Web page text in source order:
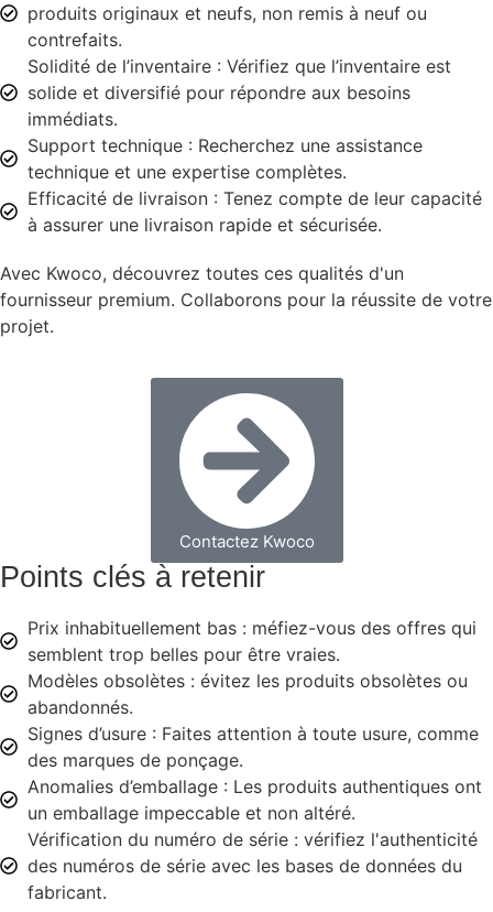
produits originaux et neufs, non remis à neuf ou
contrefaits.
Solidité de l’inventaire : Vérifiez que l’inventaire est
solide et diversifié pour répondre aux besoins
immédiats.
Support technique : Recherchez une assistance
technique et une expertise complètes.
Efficacité de livraison : Tenez compte de leur capacité
à assurer une livraison rapide et sécurisée.
Avec Kwoco, découvrez toutes ces qualités d'un
fournisseur premium. Collaborons pour la réussite de votre
projet.
Contactez Kwoco
Points clés à retenir
Prix inhabituellement bas : méfiez-vous des offres qui
semblent trop belles pour être vraies.
Modèles obsolètes : évitez les produits obsolètes ou
abandonnés.
Signes d’usure : Faites attention à toute usure, comme
des marques de ponçage.
Anomalies d’emballage : Les produits authentiques ont
un emballage impeccable et non altéré.
Vérification du numéro de série : vérifiez l'authenticité
des numéros de série avec les bases de données du
fabricant.